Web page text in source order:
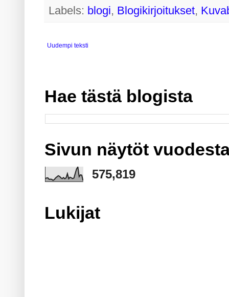
Labels: blogi, Blogikirjoitukset,
Uudempi teksti
Hae tästä blogista
Sivun näytöt
575,819
Lukijat